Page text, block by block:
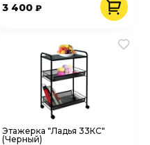
3 400₽
Этажерка "Ладья 33КС"
(Черный)